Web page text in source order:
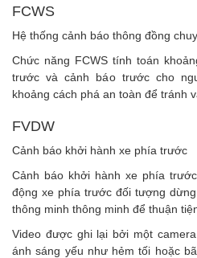
FCWS
Hệ thống cảnh báo thông đồng
Chức năng FCWS tính toán
trước và cảnh báo trước cho
khoảng cách phá an toàn để tránh
FVDW
Cảnh báo khởi hành xe phía trước
Cảnh báo khởi hành xe phía
động xe phía trước đối tượng
thông minh thông minh để thuận
Video được ghi lại bởi một
ánh sáng yếu như hẻm tối hoặc